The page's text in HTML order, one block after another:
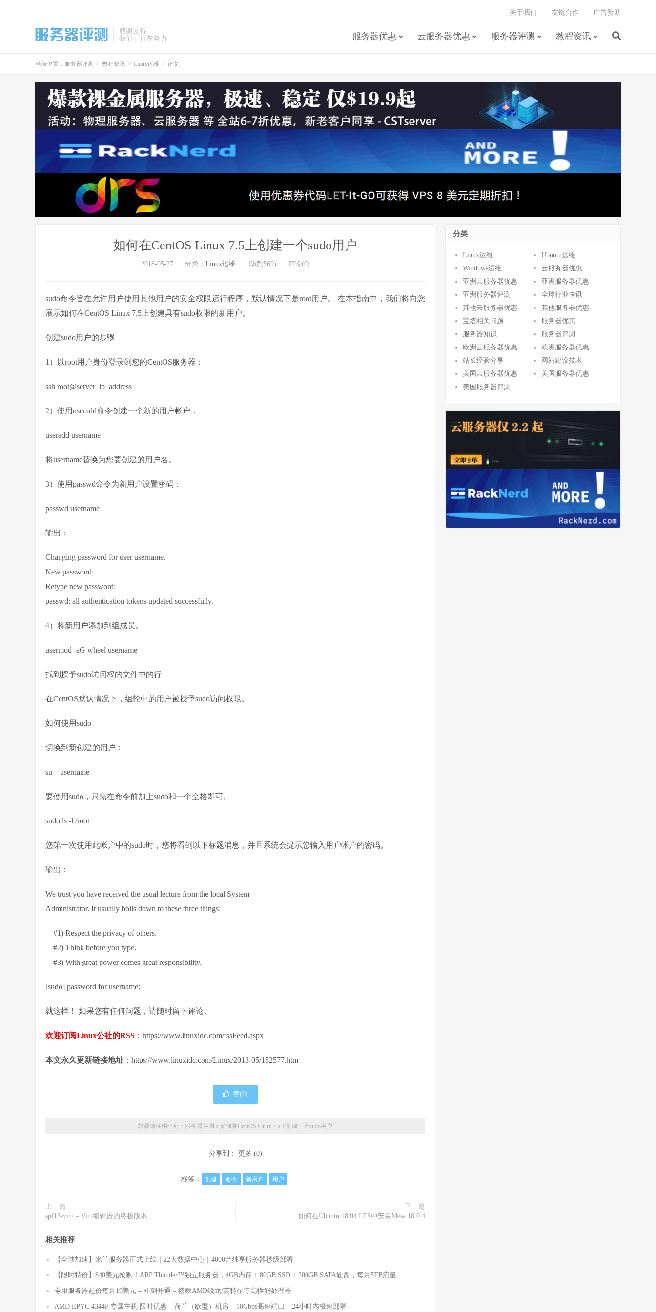
感谢支持
我们一直在努力
服务器优惠 云服务器优惠 服务器评测 教程资讯
关于我们 友链合作 广告赞助
当前位置： 服务器评测 > 教程资讯 > Linux运维 > 正文
如何在CentOS Linux 7.5上创建一个sudo用户
2018-05-27 分类： Linux运维 阅读(569) 评论(0)
sudo命令旨在允许用户使用其他用户的安全权限运行程序，默认情况下是root用户。 在本指南中，我们将向您
展示如何在CentOS Linux 7.5上创建具有sudo权限的新用户。
创建sudo用户的步骤
1）以root用户身份登录到您的CentOS服务器：
ssh root@server_ip_address
2）使用useradd命令创建一个新的用户帐户：
useradd username
将username替换为您要创建的用户名。
3）使用passwd命令为新用户设置密码：
passwd username
输出：
Changing password for user username.
New password:
Retype new password:
passwd: all authentication tokens updated successfully.
4）将新用户添加到组成员。
usermod -aG wheel username
找到授予sudo访问权的文件中的行
在CentOS默认情况下，组轮中的用户被授予sudo访问权限。
如何使用sudo
切换到新创建的用户：
su – username
要使用sudo，只需在命令前加上sudo和一个空格即可。
sudo ls -l /root
您第一次使用此帐户中的sudo时，您将看到以下标题消息，并且系统会提示您输入用户帐户的密码。
输出：
We trust you have received the usual lecture from the local System
Administrator. It usually boils down to these three things:
#1) Respect the privacy of others.
#2) Think before you type.
#3) With great power comes great responsibility.
[sudo] password for username:
就这样！ 如果您有任何问题，请随时留下评论。
欢迎订阅Linux公社的RSS ：https://www.linuxidc.com/rssFeed.aspx
本文永久更新链接地址 ：https://www.linuxidc.com/Linux/2018-05/152577.htm
赞(0)
转载请注明出处： 服务器评测 » 如何在CentOS Linux 7.5上创建一个sudo用户
分享到： 更多 (0)
标签： 创建 命令 新用户 用户
上一篇
spf13-vim – Vim编辑器的终极版本
下一篇
如何在Ubuntu 18.04 LTS中安装Mesa 18.0.4
相关推荐
【全球加速】米兰服务器正式上线｜22大数据中心｜4000台独享服务器秒级部署
【限时特价】$40美元抢购！ARP Thunder™独立服务器，4GB内存 + 80GB SSD + 200GB SATA硬盘，每月5TB流量
专用服务器起价每月19美元 – 即刻开通 – 搭载AMD锐龙/英特尔等高性能处理器
AMD EPYC 4344P 专属主机 限时优惠 – 荷兰（欧盟）机房 – 10Gbps高速端口 – 24小时内极速部署
分类
Linux运维
Ubuntu运维
Windows运维
云服务器优惠
亚洲云服务器优惠
亚洲服务器优惠
亚洲服务器评测
全球行业快讯
其他云服务器优惠
其他服务器优惠
宝塔相关问题
服务器优惠
服务器知识
服务器评测
欧洲云服务器优惠
欧洲服务器优惠
站长经验分享
网站建设技术
美国云服务器优惠
美国服务器优惠
美国服务器评测